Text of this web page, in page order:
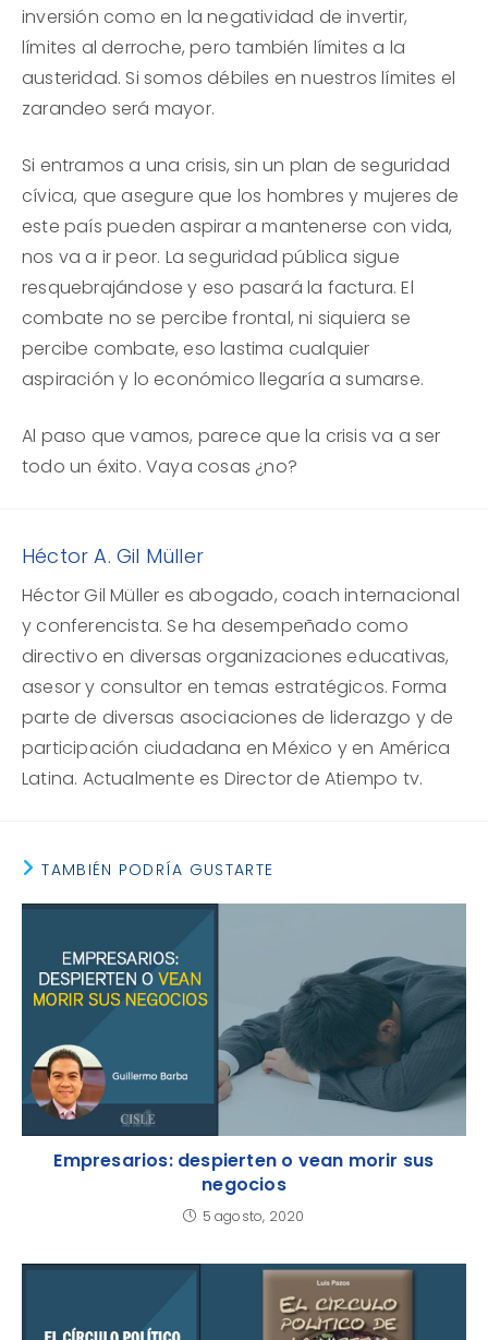
inversión como en la negatividad de invertir,
límites al derroche, pero también límites a la
austeridad. Si somos débiles en nuestros límites el
zarandeo será mayor.
Si entramos a una crisis, sin un plan de seguridad
cívica, que asegure que los hombres y mujeres de
este país pueden aspirar a mantenerse con vida,
nos va a ir peor. La seguridad pública sigue
resquebrajándose y eso pasará la factura. El
combate no se percibe frontal, ni siquiera se
percibe combate, eso lastima cualquier
aspiración y lo económico llegaría a sumarse.
Al paso que vamos, parece que la crisis va a ser
todo un éxito. Vaya cosas ¿no?
Héctor A. Gil Müller
Héctor Gil Müller es abogado, coach internacional
y conferencista. Se ha desempeñado como
directivo en diversas organizaciones educativas,
asesor y consultor en temas estratégicos. Forma
parte de diversas asociaciones de liderazgo y de
participación ciudadana en México y en América
Latina. Actualmente es Director de Atiempo tv.
TAMBIÉN PODRÍA GUSTARTE
Empresarios: despierten o vean morir sus
negocios
5 agosto, 2020